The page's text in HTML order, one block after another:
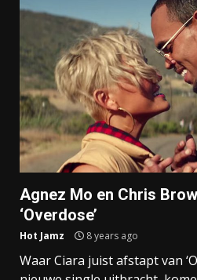
Agnez Mo en Chris
‘Overdose’
Hot Jamz 8 years ago
Waar Ciara juist afstapt van